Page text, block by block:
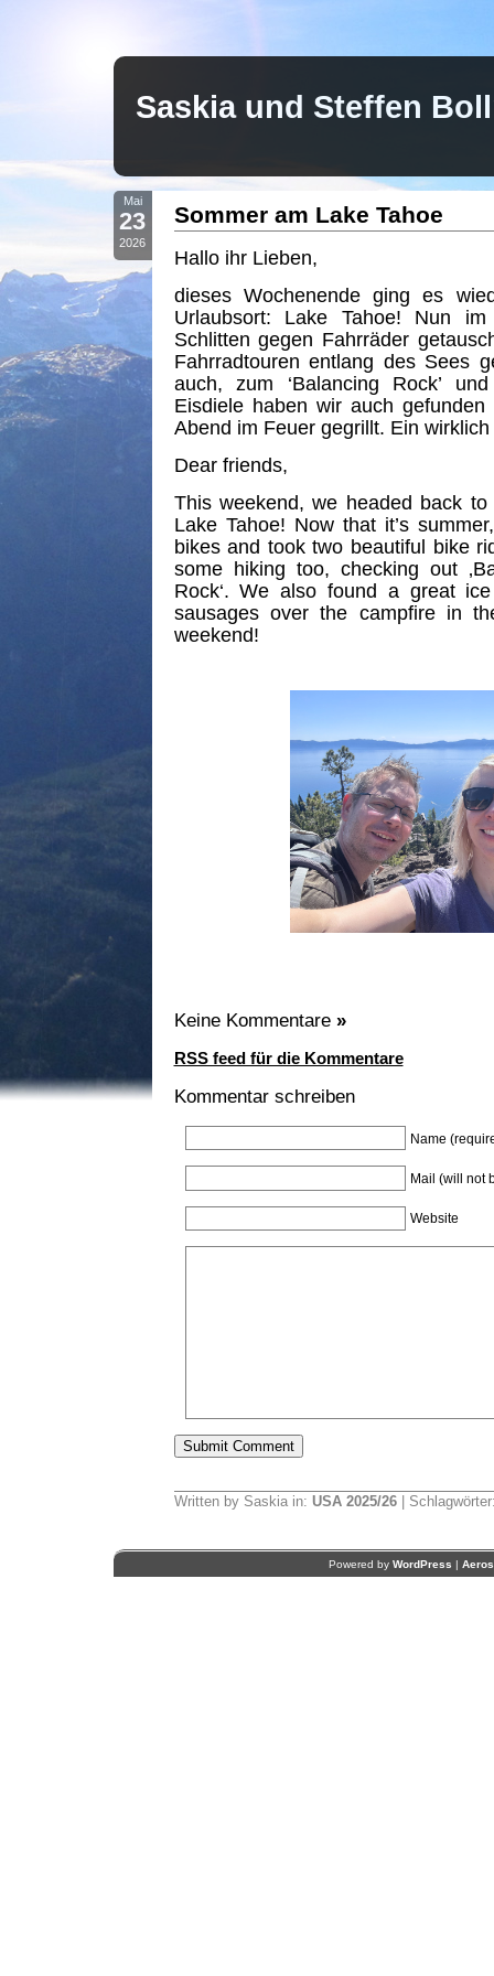
Saskia und Steffen
Mai
23
2026
Sommer am Lake Tahoe
Hallo ihr Lieben,
dieses Wochenende ging es
Urlaubsort: Lake Tahoe! Nun
Schlitten gegen Fahrräder
Fahrradtouren entlang des Sees
auch, zum ‘Balancing Rock’
Eisdiele haben wir auch
Abend im Feuer gegrillt. Ein
Dear friends,
This weekend, we headed back
Lake Tahoe! Now that it’s
bikes and took two beautiful bike
some hiking too, checking out
Rock‘. We also found a great
sausages over the campfire in
weekend!
Keine Kommentare »
RSS feed für die Kommentare
Kommentar schreiben
Name
Mail (will not
Website
Written by Saskia in: USA 2025/26|
Powered by WordPress |